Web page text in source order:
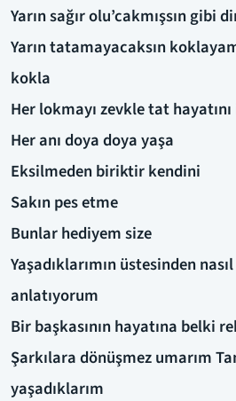
Yarın sağır olu’cakmışsın gibi
Yarın tatamayacaksın
kokla
Her lokmayı zevkle tat
Her anı doya doya yaşa
Eksilmeden biriktir kendini
Sakın pes etme
Bunlar hediyem size
Yaşadıklarımın üstesinden
anlatıyorum
Bir başkasının hayatına belki
Şarkılara dönüşmez umarım
yaşadıklarım